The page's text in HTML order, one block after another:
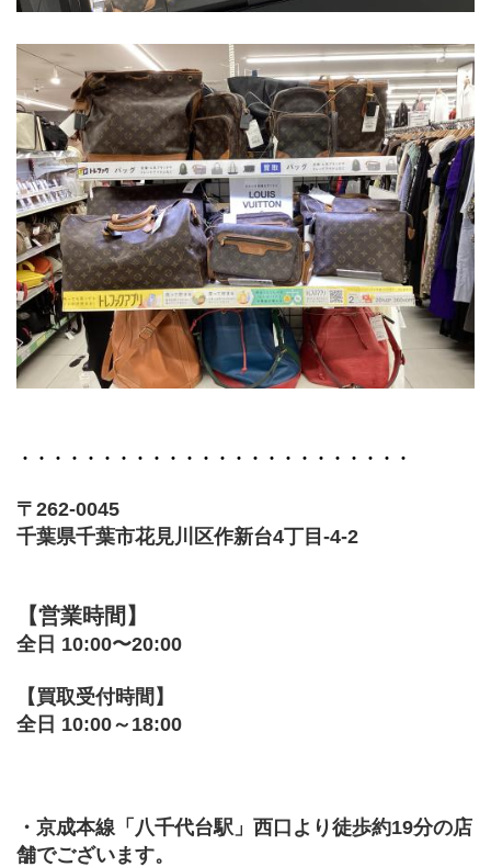
・・・・・・・・・・・・・・・・・・・・・・・・
〒262-0045
千葉県千葉市花見川区作新台4丁目-4-2
【営業時間】
全日 10:00〜20:00
【買取受付時間】
全日 10:00～18:00
・京成本線「八千代台駅」西口より徒歩約19分の店
舗でございます。